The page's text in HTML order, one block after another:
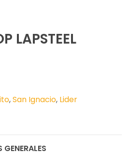
LAPSTEEL
,San Ignacio, Lider